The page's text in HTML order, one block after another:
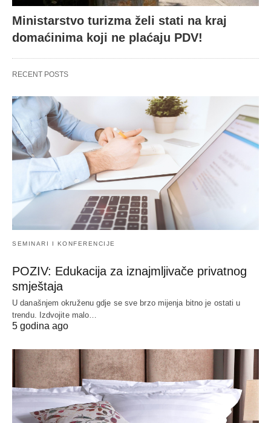
Ministarstvo turizma želi stati na kraj
domaćinima koji ne plaćaju PDV!
RECENT POSTS
SEMINARI I KONFERENCIJE
POZIV: Edukacija za iznajmljivače privatnog
smještaja
U današnjem okruženu gdje se sve brzo mijenja bitno je ostati u
trendu. Izdvojite malo…
5 godina ago